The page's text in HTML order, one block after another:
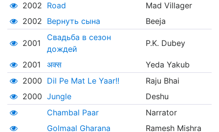
2002 Road
Mad Villager
2002 Вернуть сына Beeja
2001
Свадьба в сезон
дождей
P.K. Dubey
2001 अक्स
Yeda Yakub
2000 Dil Pe Mat Le Yaar!!
Raju Bhai
2000 Jungle
Deshu
Chambal Paar
Narrator
Golmaal Gharana
Ramesh Mishra